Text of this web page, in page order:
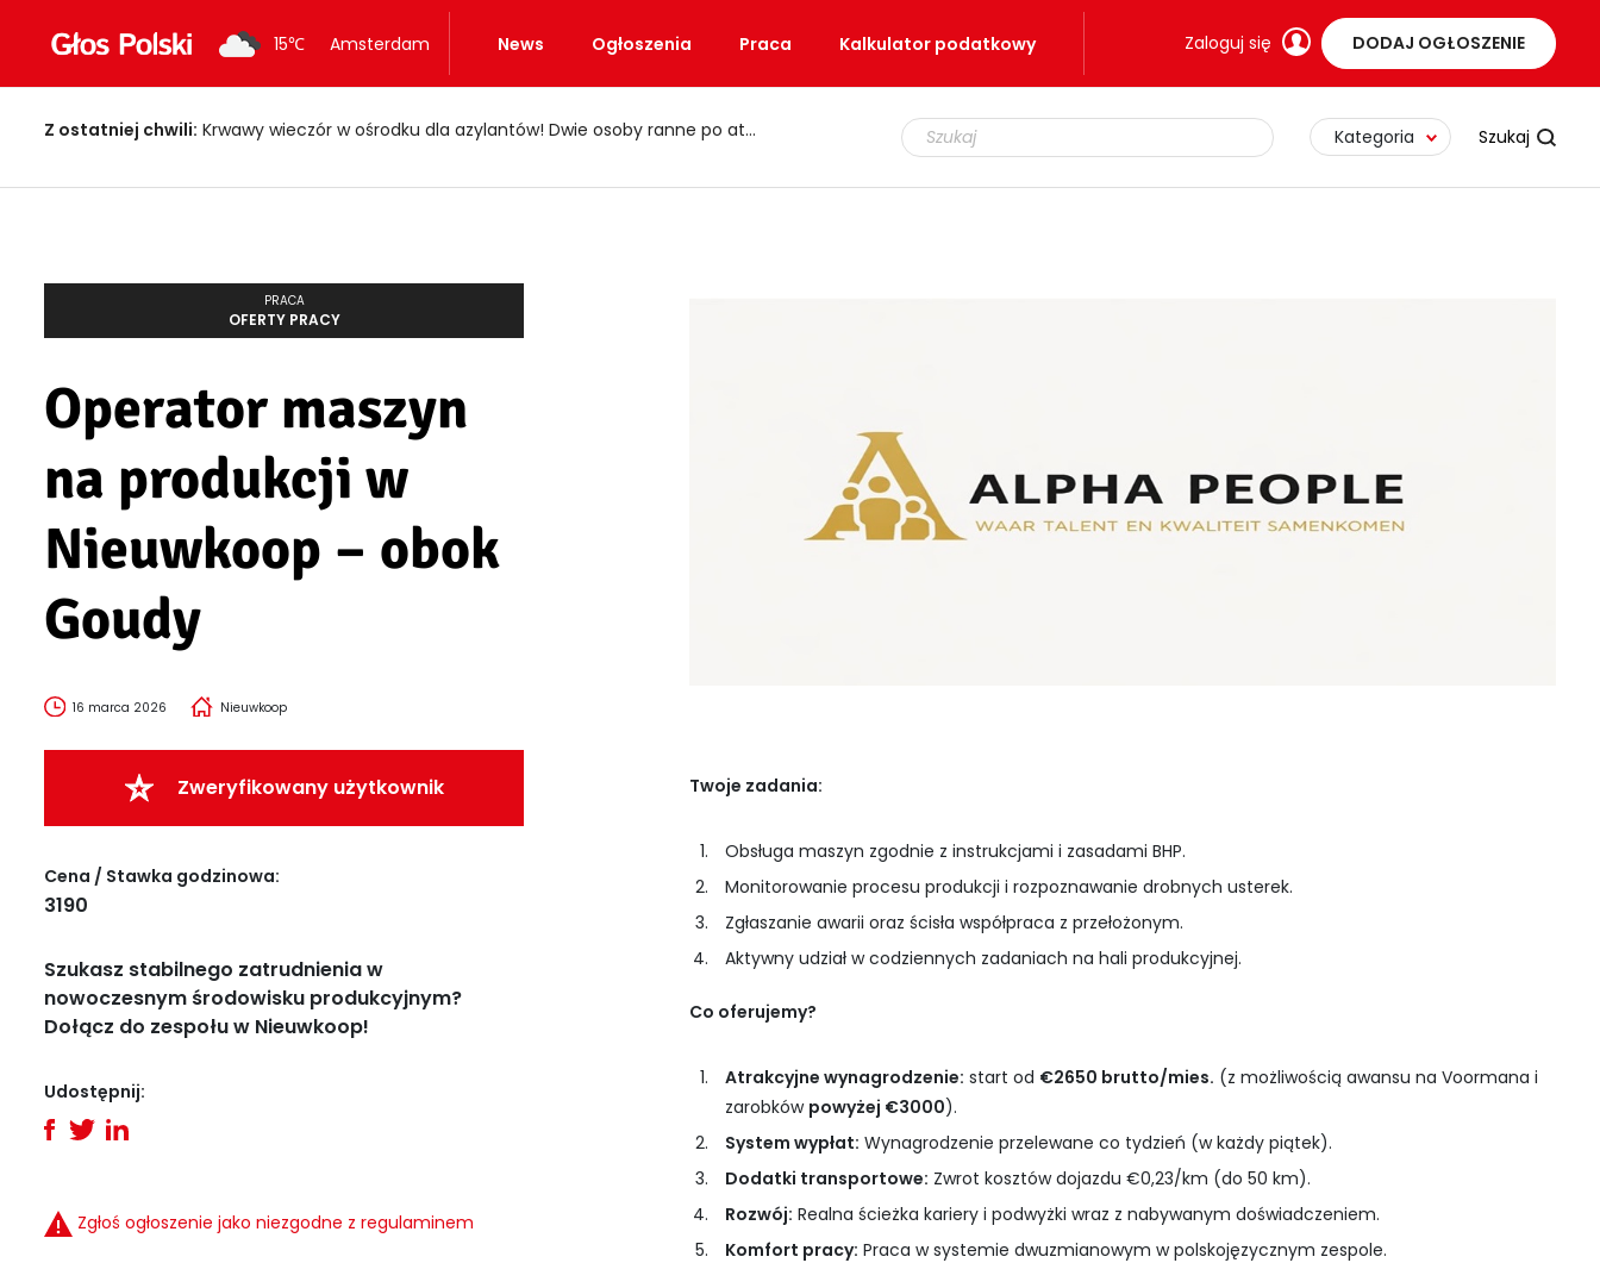
15℃ Amsterdam News Ogłoszenia Praca Kalkulator podatkowy Zaloguj się DODAJ OGŁOSZENIE
Z ostatniej chwili: Krwawy wieczór w ośrodku dla azylantów! Dwie osoby ranne po ataku nożem Kategoria
PRACA
OFERTY PRACY
Operator maszyn
na produkcji w
Nieuwkoop – obok
Goudy
16 marca 2026 Nieuwkoop
Zweryfikowany użytkownik
Cena / Stawka godzinowa:
3190
Szukasz stabilnego zatrudnienia w
nowoczesnym środowisku produkcyjnym?
Dołącz do zespołu w Nieuwkoop!
Udostępnij:
Zgłoś ogłoszenie jako niezgodne z regulaminem
Twoje zadania:
Obsługa maszyn zgodnie z instrukcjami i zasadami BHP.
Monitorowanie procesu produkcji i rozpoznawanie drobnych usterek.
Zgłaszanie awarii oraz ścisła współpraca z przełożonym.
Aktywny udział w codziennych zadaniach na hali produkcyjnej.
Co oferujemy?
Atrakcyjne wynagrodzenie: start od €2650 brutto/mies. (z możliwością awansu na Voormana i
zarobków powyżej €3000).
System wypłat: Wynagrodzenie przelewane co tydzień (w każdy piątek).
Dodatki transportowe: Zwrot kosztów dojazdu €0,23/km (do 50 km).
Rozwój: Realna ścieżka kariery i podwyżki wraz z nabywanym doświadczeniem.
Komfort pracy: Praca w systemie dwuzmianowym w polskojęzycznym zespole.